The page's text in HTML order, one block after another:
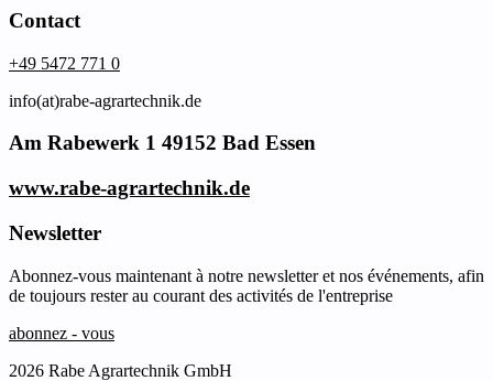
Contact
+49 5472 771 0
info(at)rabe-agrartechnik.de
Am Rabewerk 1 49152 Bad Essen
www.rabe-agrartechnik.de
Newsletter
Abonnez-vous maintenant à notre newsletter et nos événements, afin
de toujours rester au courant des activités de l'entreprise
abonnez - vous
2026 Rabe Agrartechnik GmbH